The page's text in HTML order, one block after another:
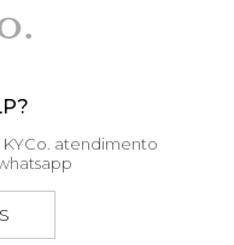
atendimento